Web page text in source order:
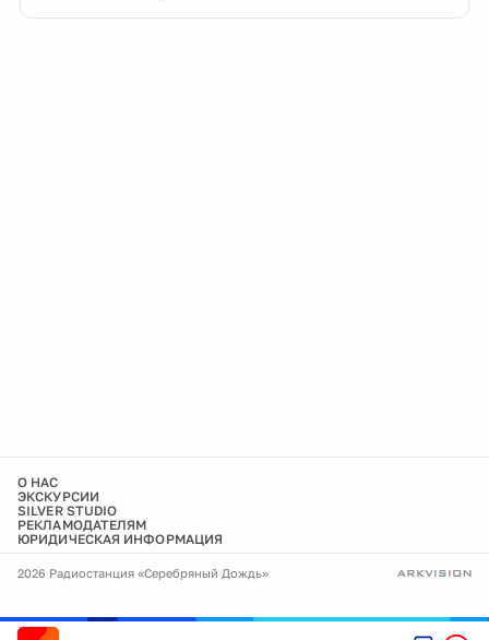
О НАС
ЭКСКУРСИИ
SILVER STUDIO
РЕКЛАМОДАТЕЛЯМ
ЮРИДИЧЕСКАЯ ИНФОРМАЦИЯ
2026 Радиостанция «Серебряный Дождь»